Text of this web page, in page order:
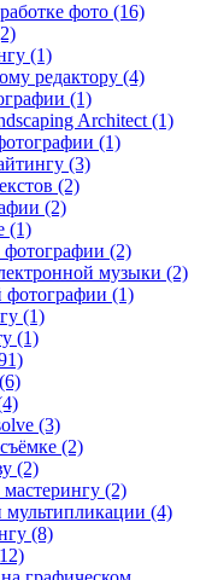
фото (16)
(1)
редактору (4)
(1)
Architect (1)
(1)
(3)
(2)
(2)
(1)
(2)
музыки (2)
фотографии (1)
(1)
(1)
(3)
(2)
(2)
(2)
(4)
(8)